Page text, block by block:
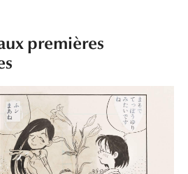
premières